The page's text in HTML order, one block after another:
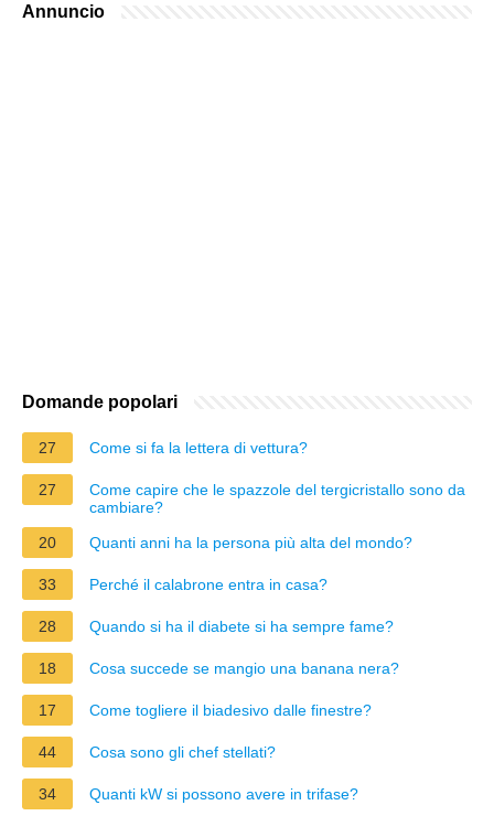
Annuncio
Domande popolari
27 Come si fa la lettera di vettura?
27
Come capire che le spazzole del tergicristallo sono da
cambiare?
20
Quanti anni ha la persona più alta del mondo?
33 Perché il calabrone entra in casa?
28 Quando si ha il diabete si ha sempre fame?
18 Cosa succede se mangio una banana nera?
17 Come togliere il biadesivo dalle finestre?
44 Cosa sono gli chef stellati?
34 Quanti kW si possono avere in trifase?